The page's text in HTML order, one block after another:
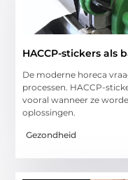
HACCP-stickers als
De moderne horeca
processen. HACCP-
vooral wanneer ze
oplossingen.
Gezondheid